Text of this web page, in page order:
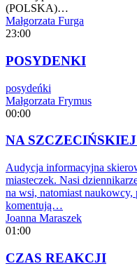
(POLSKA)…
Małgorzata Furga
23:00
POSYDENKI
posydeńki
Małgorzata Frymus
00:00
NA
Audycja informacyjna
miasteczek. Nasi
na wsi, natomiast
komentują…
Joanna Maraszek
01:00
CZAS REAKCJI